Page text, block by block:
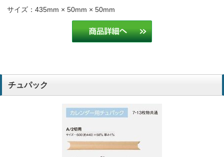
造園業
色合い、質感共に品が良くお客様の評判が良いため、毎年購入してい
写真、色使いに品があり、お客様に大変好評なのでこの商品にしてい
ます。
造園業
サイズ：435mm × 50mm × 50mm
チュパック